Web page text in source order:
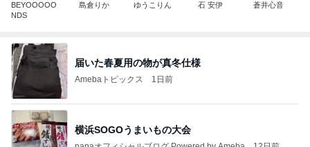
BEYOOOOO
NDS
島倉りか ゆうこりん 石 安伊 蒼井心音
届いた春夏用の物が真冬仕様
Amebaトピックス 1日前
横浜SOGOうまいもの大会